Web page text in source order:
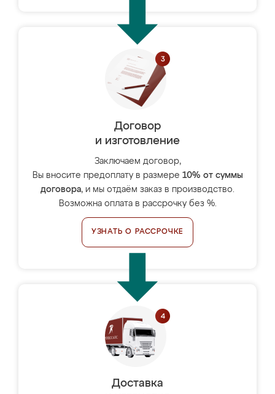
Договор
и изготовление
Заключаем договор,
Вы вносите предоплату в размере 10% от суммы
договора, и мы отдаём заказ в производство.
Возможна оплата в рассрочку без %.
УЗНАТЬ О РАССРОЧКЕ
Доставка